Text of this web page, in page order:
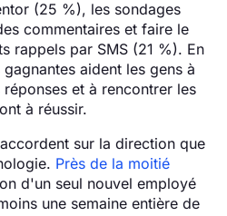
(25 %), les sondages
commentaires et faire le
rappels par SMS (21 %). En
aident les gens à
et à rencontrer les
à réussir.
sur la direction que
Près de la moitié
d'un seul nouvel employé
une semaine entière de